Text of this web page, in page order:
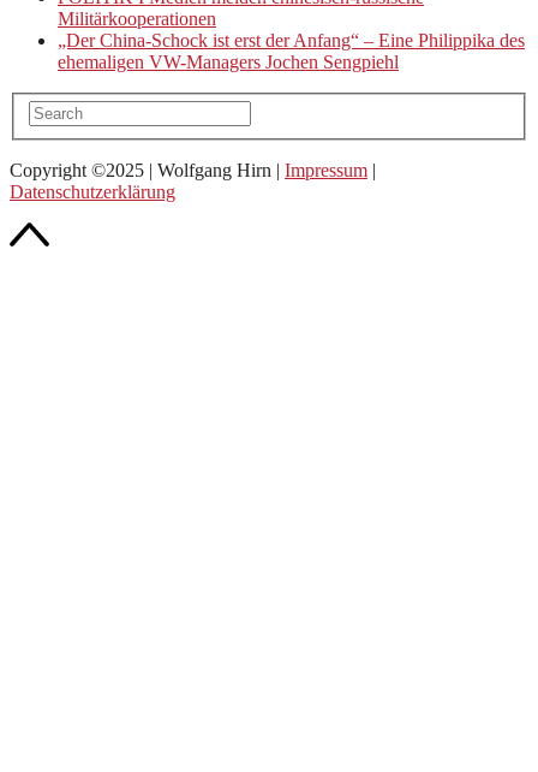
Militärkooperationen
„Der China-Schock ist erst der Anfang“ – Eine Philippika des
ehemaligen VW-Managers Jochen Sengpiehl
Copyright ©2025 | Wolfgang Hirn | Impressum |
Datenschutzerklärung